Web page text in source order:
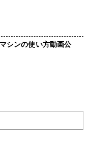
シンの使い方動画公